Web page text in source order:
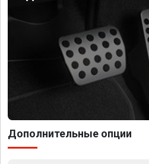
Дополнительные опции